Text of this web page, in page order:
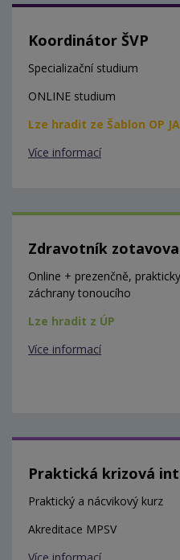
Koordinátor ŠVP
Specializační studium
ONLINE studium
Lze hradit ze Šablon OP
Více informací
Zdravotník
Online + prezenčně,
záchrany tonoucího
Lze hradit z ÚP
Více informací
Praktická krizová
Praktický a nácvikový kurz
Akreditace MPSV